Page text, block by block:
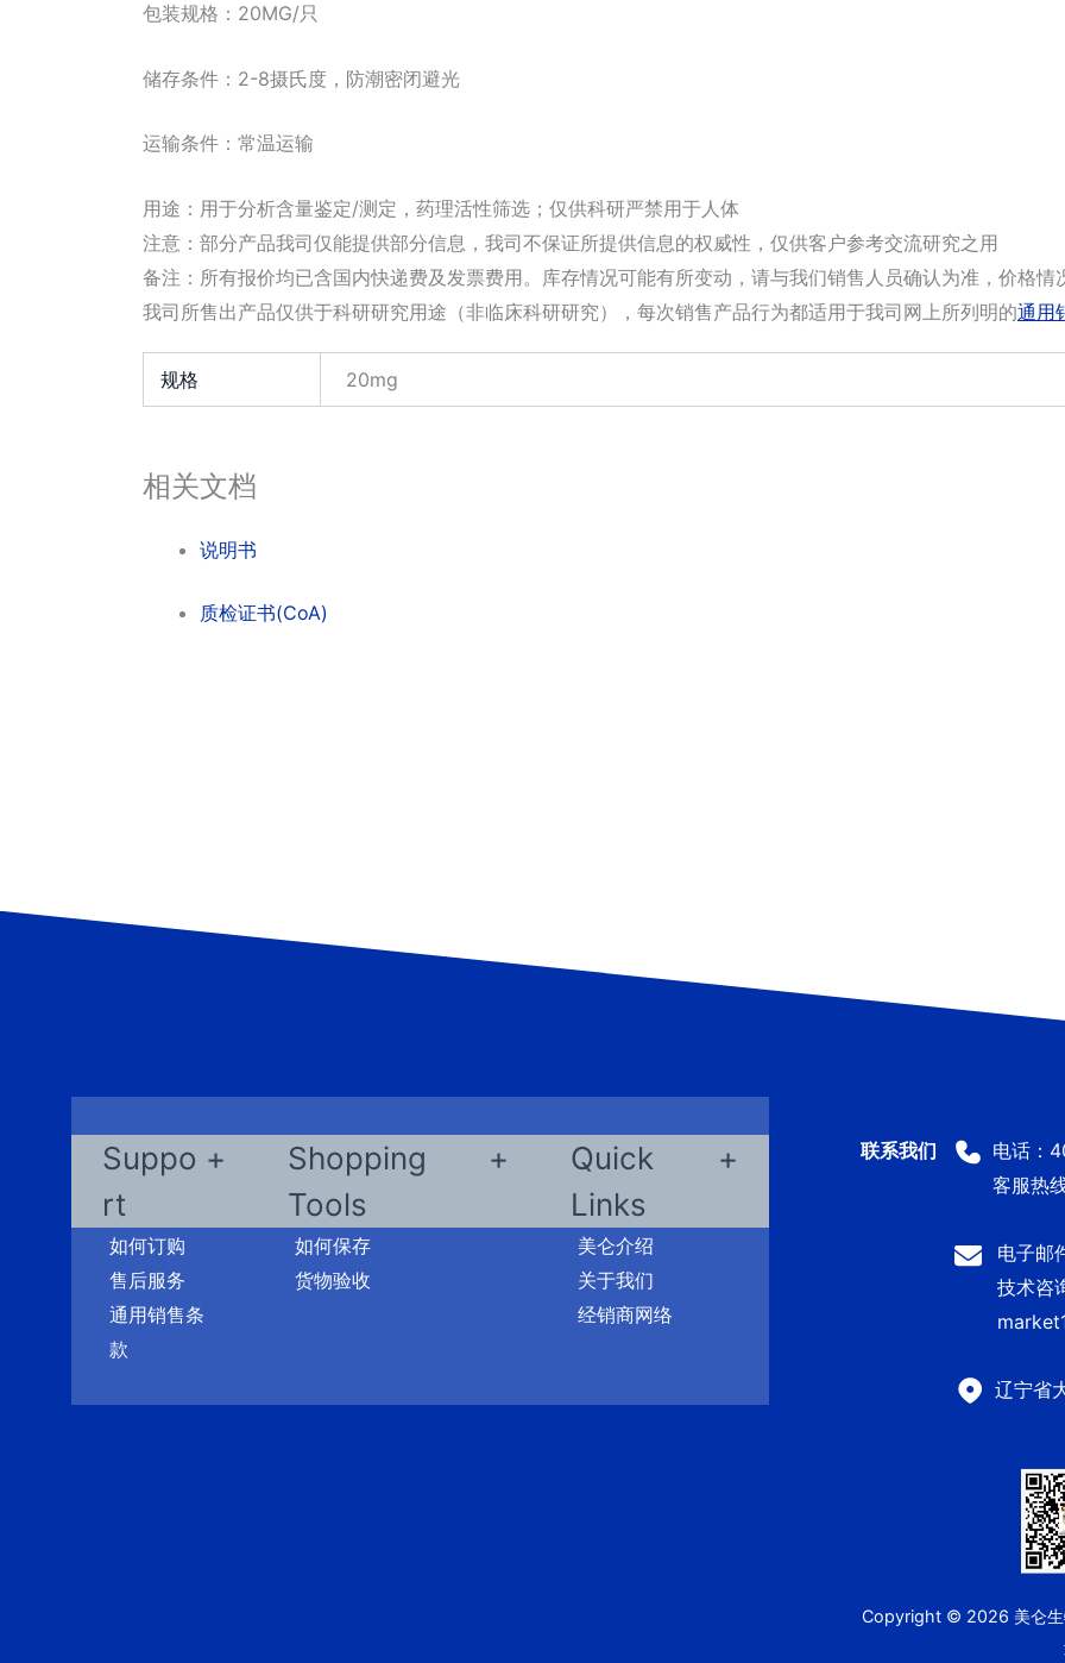
包装规格：20MG/只
储存条件：2-8摄氏度，防潮密闭避光
运输条件：常温运输
用途：用于分析含量鉴定/测定，药理活性筛选；仅供科研严禁用于人体
注意：部分产品我司仅能提供部分信息，我司不保证所提供信息的权威性，仅供客户参考交流研究之用
备注：所有报价均已含国内快递费及发票费用。库存情况可能有所变动，请与我们销售人员确认为准，价格
我司所售出产品仅供于科研研究用途（非临床科研研究），每次销售产品行为都适用于我司网上所列明的通用
规格 20mg
相关文档
说明书
质检证书(CoA)
Suppo
rt
如何订购
售后服务
通用销售条
款
Shopping
Tools
如何保存
货物验收
Quick
Links
美仑介绍
关于我们
经销商网络
电话：
客服热
电子邮
技术咨
辽宁省
Copyright © 2026 美仑生